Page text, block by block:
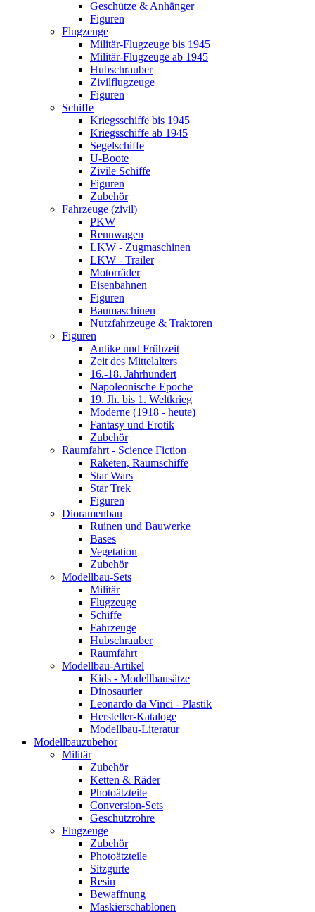
Geschütze & Anhänger
Figuren
Flugzeuge
Militär-Flugzeuge bis 1945
Militär-Flugzeuge ab 1945
Hubschrauber
Zivilflugzeuge
Figuren
Schiffe
Kriegsschiffe bis 1945
Kriegsschiffe ab 1945
Segelschiffe
U-Boote
Zivile Schiffe
Figuren
Zubehör
Fahrzeuge (zivil)
PKW
Rennwagen
LKW - Zugmaschinen
LKW - Trailer
Motorräder
Eisenbahnen
Figuren
Baumaschinen
Nutzfahrzeuge & Traktoren
Figuren
Antike und Frühzeit
Zeit des Mittelalters
16.-18. Jahrhundert
Napoleonische Epoche
19. Jh. bis 1. Weltkrieg
Moderne (1918 - heute)
Fantasy und Erotik
Zubehör
Raumfahrt - Science Fiction
Raketen, Raumschiffe
Star Wars
Star Trek
Figuren
Dioramenbau
Ruinen und Bauwerke
Bases
Vegetation
Zubehör
Modellbau-Sets
Militär
Flugzeuge
Schiffe
Fahrzeuge
Hubschrauber
Raumfahrt
Modellbau-Artikel
Kids - Modellbausätze
Dinosaurier
Leonardo da Vinci - Plastik
Hersteller-Kataloge
Modellbau-Literatur
Modellbauzubehör
Militär
Zubehör
Ketten & Räder
Photoätzteile
Conversion-Sets
Geschützrohre
Flugzeuge
Zubehör
Photoätzteile
Sitzgurte
Resin
Bewaffnung
Maskierschablonen